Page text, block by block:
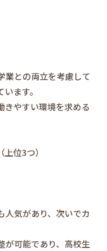
業との両立を考慮して
ます。
きやすい環境を求める
位3つ）
人気があり、次いでカ
が可能であり、高校生